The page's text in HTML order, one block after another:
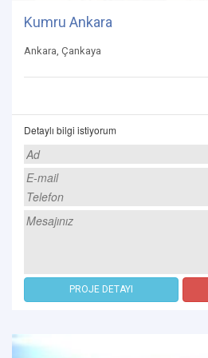
Kumru Ankara
Ankara, Çankaya
Detaylı bilgi istiyorum
PROJE DETAYI